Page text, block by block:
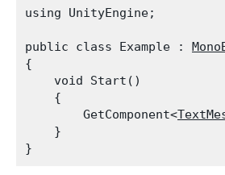
using UnityEngine;
public class Example :
{
    void Start()
    {
        GetComponent<
    }